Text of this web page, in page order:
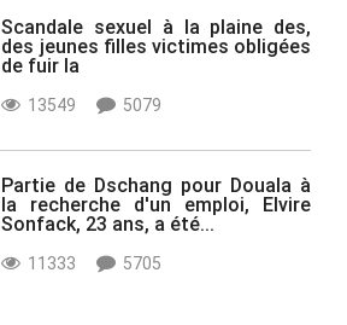
Scandale sexuel à la plaine des,
des jeunes filles victimes obligées
de fuir la
13549 5079
Partie de Dschang pour Douala à
la recherche d'un emploi, Elvire
Sonfack, 23 ans, a été...
11333 5705